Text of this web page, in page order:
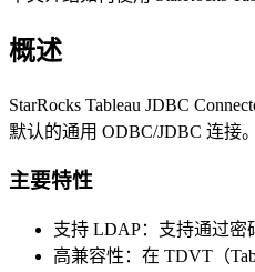
概述
StarRocks Tableau JDBC
默认的通用 ODBC/JDBC 连接。
主要特性
支持 LDAP：支持通过密
高兼容性：在 TDVT（